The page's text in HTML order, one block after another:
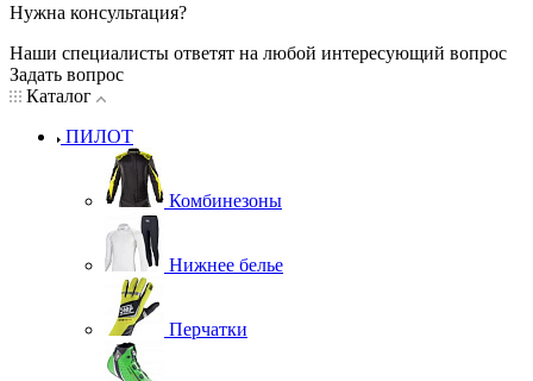
Нужна консультация?
Наши специалисты ответят на любой интересующий вопрос
Задать вопрос
Каталог
ПИЛОТ
Комбинезоны
Нижнее белье
Перчатки